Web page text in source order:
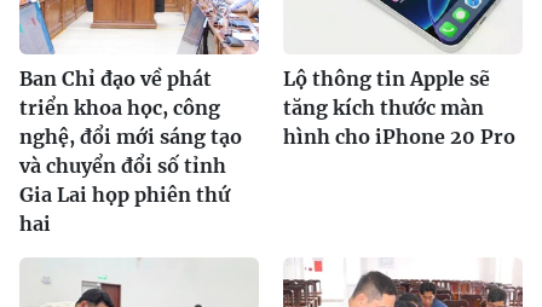
Ban Chỉ đạo về phát
triển khoa học, công
nghệ, đổi mới sáng tạo
và chuyển đổi số tỉnh
Gia Lai họp phiên thứ
hai
Lộ thông tin Apple sẽ
tăng kích thước màn
hình cho iPhone 20 Pro